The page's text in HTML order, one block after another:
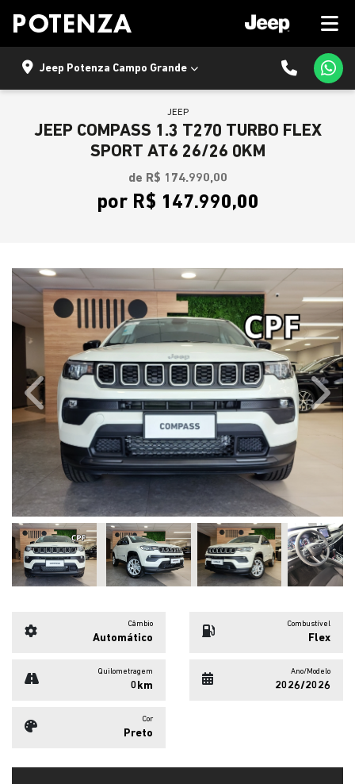
Jeep Potenza Campo Grande
JEEP
JEEP COMPASS 1.3 T270 TURBO FLEX
SPORT AT6 26/26 0KM
de R$ 174.990,00
por R$ 147.990,00
Previous Next
Câmbio
Automático
Combustível
Flex
Quilometragem
0km
Ano/Modelo
2026/2026
Cor
Preto